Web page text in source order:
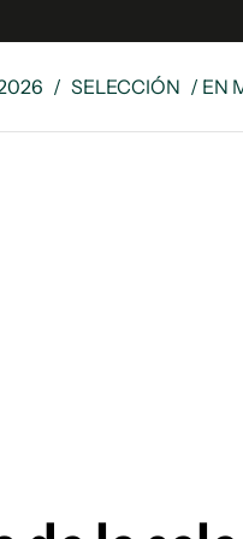
/ SELECCIÓN / EN